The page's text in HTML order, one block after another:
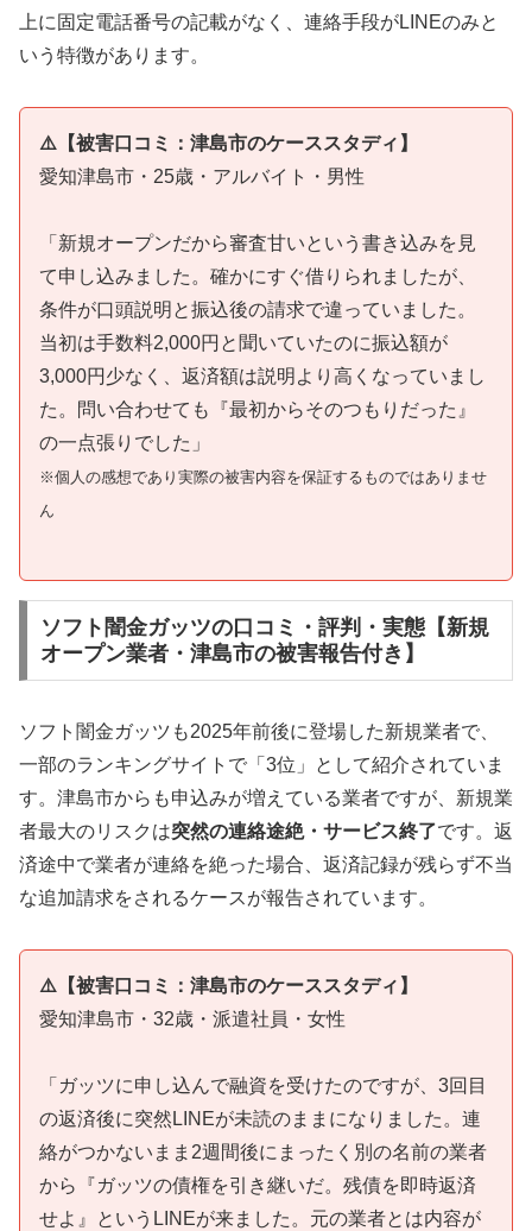
上に固定電話番号の記載がなく、連絡手段がLINEのみと
いう特徴があります。
⚠️【被害口コミ：津島市のケーススタディ】
愛知津島市・25歳・アルバイト・男性
「新規オープンだから審査甘いという書き込みを見
て申し込みました。確かにすぐ借りられましたが、
条件が口頭説明と振込後の請求で違っていました。
当初は手数料2,000円と聞いていたのに振込額が
3,000円少なく、返済額は説明より高くなっていまし
た。問い合わせても『最初からそのつもりだった』
の一点張りでした」
※個人の感想であり実際の被害内容を保証するものではありませ
ん
ソフト闇金ガッツの口コミ・評判・実態【新規
オープン業者・津島市の被害報告付き】
ソフト闇金ガッツも2025年前後に登場した新規業者で、
一部のランキングサイトで「3位」として紹介されていま
す。津島市からも申込みが増えている業者ですが、新規業
者最大のリスクは突然の連絡途絶・サービス終了です。返
済途中で業者が連絡を絶った場合、返済記録が残らず不当
な追加請求をされるケースが報告されています。
⚠️【被害口コミ：津島市のケーススタディ】
愛知津島市・32歳・派遣社員・女性
「ガッツに申し込んで融資を受けたのですが、3回目
の返済後に突然LINEが未読のままになりました。連
絡がつかないまま2週間後にまったく別の名前の業者
から『ガッツの債権を引き継いだ。残債を即時返済
せよ』というLINEが来ました。元の業者とは内容が